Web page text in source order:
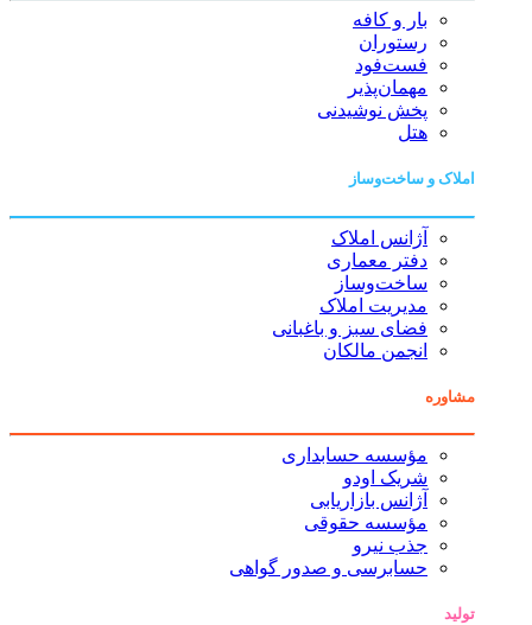
بار و کافه
رستوران
فست‌فود
مهمان‌پذیر
پخش نوشیدنی
هتل
املاک و ساخت‌وساز
آژانس املاک
دفتر معماری
ساخت‌وساز
مدیریت املاک
فضای سبز و باغبانی
انجمن مالکان
مشاوره
مؤسسه حسابداری
شریک اودو
آژانس بازاریابی
مؤسسه حقوقی
جذب نیرو
حسابرسی و صدور گواهی
تولید